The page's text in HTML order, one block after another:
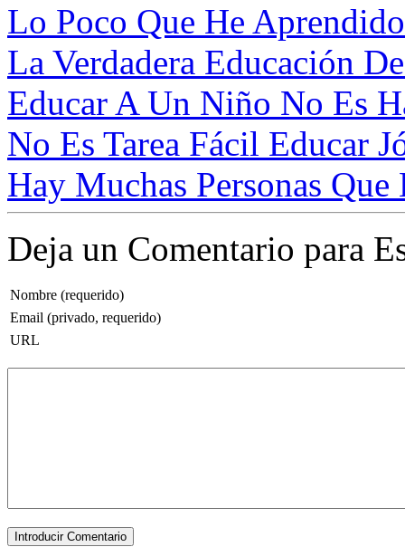
Lo Poco Que He
La Verdadera Educación
Educar A Un Niño No Es
No Es Tarea Fácil Educar
Hay Muchas Personas Que
Deja un Comentario para
Nombre (requerido)
Email (privado, requerido)
URL